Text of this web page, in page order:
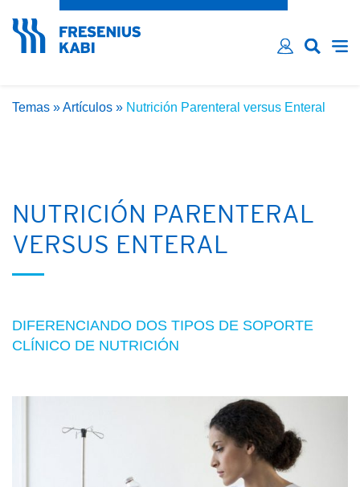
Email*
Recordarme
Temas »Artículos » Nutrición Parenteral versus Enteral
NUTRICIÓN PARENTERAL
VERSUS ENTERAL
DIFERENCIANDO DOS TIPOS DE SOPORTE
CLÍNICO DE NUTRICIÓN